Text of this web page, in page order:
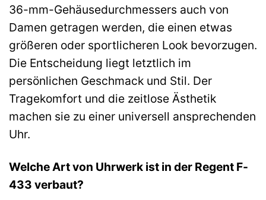
36-mm-Gehäusedurchmessers auch von
Damen getragen werden, die einen etwas
größeren oder sportlicheren Look bevorzugen.
Die Entscheidung liegt letztlich im
persönlichen Geschmack und Stil. Der
Tragekomfort und die zeitlose Ästhetik
machen sie zu einer universell ansprechenden
Uhr.
Welche Art von Uhrwerk ist in der Regent F-
433 verbaut?